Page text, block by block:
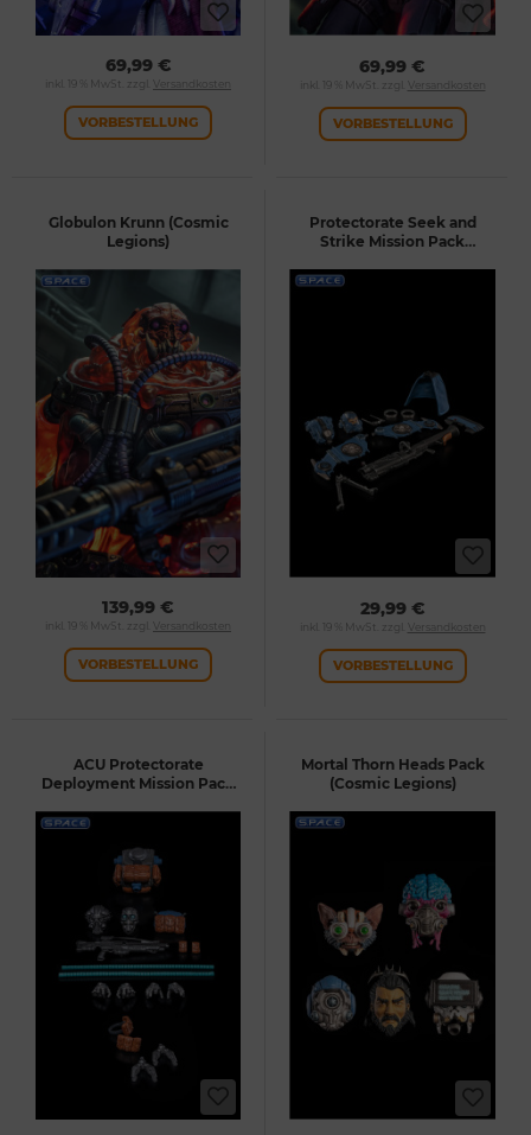
69,99 €
inkl. 19 % MwSt. zzgl. Versandkosten
VORBESTELLUNG
69,99 €
inkl. 19 % MwSt. zzgl. Versandkosten
VORBESTELLUNG
Globulon Krunn (Cosmic
Legions)
139,99 €
inkl. 19 % MwSt. zzgl. Versandkosten
VORBESTELLUNG
Protectorate Seek and
Strike Mission Pack
29,99 €
inkl. 19 % MwSt. zzgl. Versandkosten
VORBESTELLUNG
ACU Protectorate
Deployment Mission Pack
Mortal Thorn Heads Pack
(Cosmic Legions)